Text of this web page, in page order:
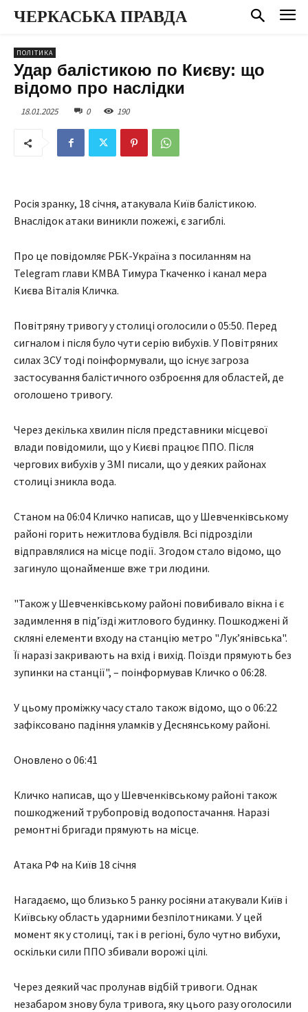
ЧЕРКАСЬКА ПРАВДА
ПОЛІТИКА
Удар балістикою по Києву: що
відомо про наслідки
18.01.2025 0 190
Росія зранку, 18 січня, атакувала Київ балістикою.
Внаслідок атаки виникли пожежі, є загиблі.
Про це повідомляє РБК-Україна з посиланням на
Telegram глави КМВА Тимура Ткаченко і канал мера
Києва Віталія Кличка.
Повітряну тривогу у столиці оголосили о 05:50. Перед
сигналом і після було чути серію вибухів. У Повітряних
силах ЗСУ тоді поінформували, що існує загроза
застосування балістичного озброєння для областей, де
оголошено тривогу.
Через декілька хвилин після представники місцевої
влади повідомили, що у Києві працює ППО. Після
чергових вибухів у ЗМІ писали, що у деяких районах
столиці зникла вода.
Станом на 06:04 Кличко написав, що у Шевченківському
районі горить нежитлова будівля. Всі підрозділи
відправлялися на місце події. Згодом стало відомо, що
загинуло щонайменше вже три людини.
"Також у Шевченківському районі повибивало вікна і є
задимлення в підʼїзді житлового будинку. Пошкоджені й
скляні елементи входу на станцію метро "Лукʼянівська".
Її наразі закривають на вхід і вихід. Поїзди прямують без
зупинки на станції", – поінформував Кличко о 06:28.
У цьому проміжку часу стало також відомо, що о 06:22
зафіксовано падіння уламків у Деснянському районі.
Оновлено о 06:41
Кличко написав, що у Шевченківському районі також
пошкоджений трубопровід водопостачання. Наразі
ремонтні бригади прямують на місце.
Атака РФ на Київ 18 січня
Нагадаємо, що близько 5 ранку росіяни атакували Київ і
Київську область ударними безпілотниками. У цей
момент як у столиці, так і в регіоні, було чутно вибухи,
оскільки сили ППО збивали ворожі цілі.
Через деякий час пролунав відбій тривоги. Однак
незабаром знову була тривога, яку цього разу оголосили